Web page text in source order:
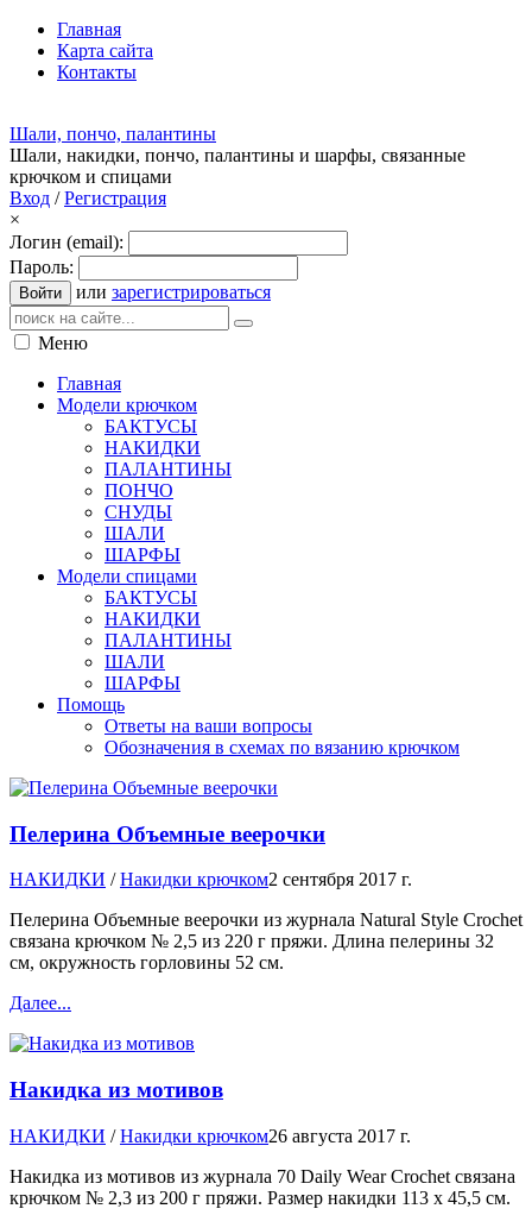
Главная
Карта сайта
Контакты
Шали, пончо, палантины
Шали, накидки, пончо, палантины и шарфы, связанные
крючком и спицами
Вход /Регистрация
×
Логин (email):
Пароль:
Войти или зарегистрироваться
Меню
Главная
Модели крючком
БАКТУСЫ
НАКИДКИ
ПАЛАНТИНЫ
ПОНЧО
СНУДЫ
ШАЛИ
ШАРФЫ
Модели спицами
БАКТУСЫ
НАКИДКИ
ПАЛАНТИНЫ
ШАЛИ
ШАРФЫ
Помощь
Ответы на ваши вопросы
Обозначения в схемах по вязанию крючком
Пелерина Объемные веерочки
НАКИДКИ /Накидки крючком2 сентября 2017 г.
Пелерина Объемные веерочки из журнала Natural Style Crochet
связана крючком № 2,5 из 220 г пряжи. Длина пелерины 32
см, окружность горловины 52 см.
Далее...
Накидка из мотивов
НАКИДКИ /Накидки крючком26 августа 2017 г.
Накидка из мотивов из журнала 70 Daily Wear Crochet связана
крючком № 2,3 из 200 г пряжи. Размер накидки 113 х 45,5 см.